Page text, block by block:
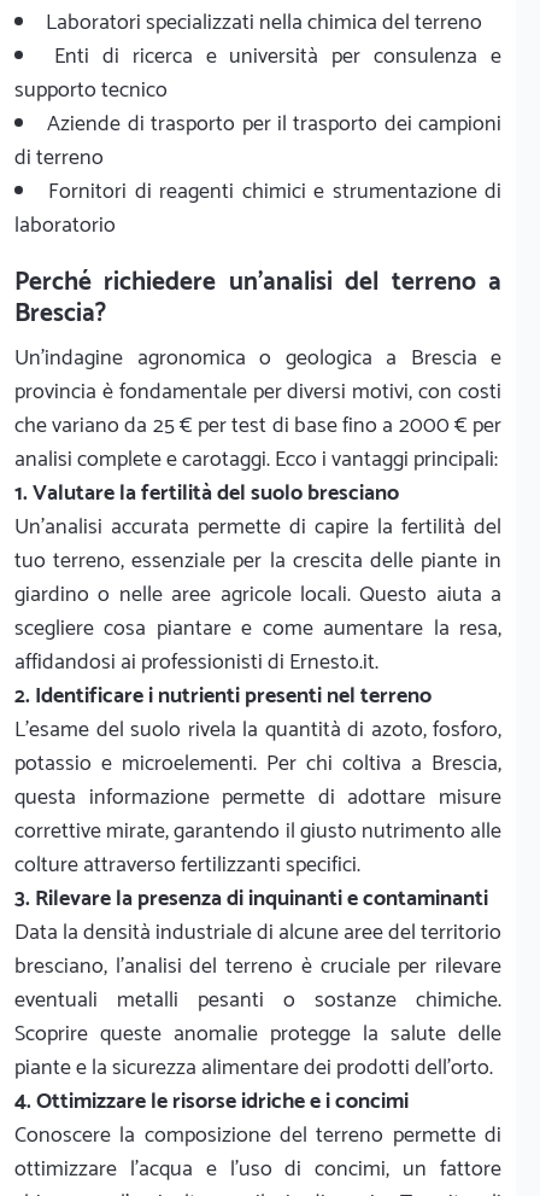
Laboratori specializzati nella chimica del terreno
Enti di ricerca e università per consulenza e
supporto tecnico
Aziende di trasporto per il trasporto dei campioni
di terreno
Fornitori di reagenti chimici e strumentazione di
laboratorio
Perché richiedere un'analisi del terreno a
Brescia?
Un'indagine agronomica o geologica a Brescia e
provincia è fondamentale per diversi motivi, con costi
che variano da 25 € per test di base fino a 2000 € per
analisi complete e carotaggi. Ecco i vantaggi principali:
1. Valutare la fertilità del suolo bresciano
Un'analisi accurata permette di capire la fertilità del
tuo terreno, essenziale per la crescita delle piante in
giardino o nelle aree agricole locali. Questo aiuta a
scegliere cosa piantare e come aumentare la resa,
affidandosi ai professionisti di Ernesto.it.
2. Identificare i nutrienti presenti nel terreno
L'esame del suolo rivela la quantità di azoto, fosforo,
potassio e microelementi. Per chi coltiva a Brescia,
questa informazione permette di adottare misure
correttive mirate, garantendo il giusto nutrimento alle
colture attraverso fertilizzanti specifici.
3. Rilevare la presenza di inquinanti e contaminanti
Data la densità industriale di alcune aree del territorio
bresciano, l'analisi del terreno è cruciale per rilevare
eventuali metalli pesanti o sostanze chimiche.
Scoprire queste anomalie protegge la salute delle
piante e la sicurezza alimentare dei prodotti dell'orto.
4. Ottimizzare le risorse idriche e i concimi
Conoscere la composizione del terreno permette di
ottimizzare l'acqua e l'uso di concimi, un fattore